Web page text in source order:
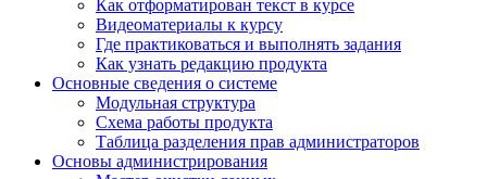
Как отформатирован текст в курсе
Видеоматериалы к курсу
Где практиковаться и выполнять задания
Как узнать редакцию продукта
Основные сведения о системе
Модульная структура
Схема работы продукта
Таблица разделения прав администраторов
Основы администрирования